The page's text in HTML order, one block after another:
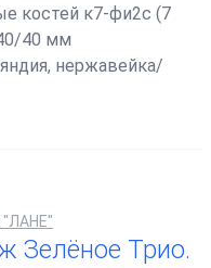
костей к7-фи2с (7
40 мм
нержавейка/
Зелёное Трио.